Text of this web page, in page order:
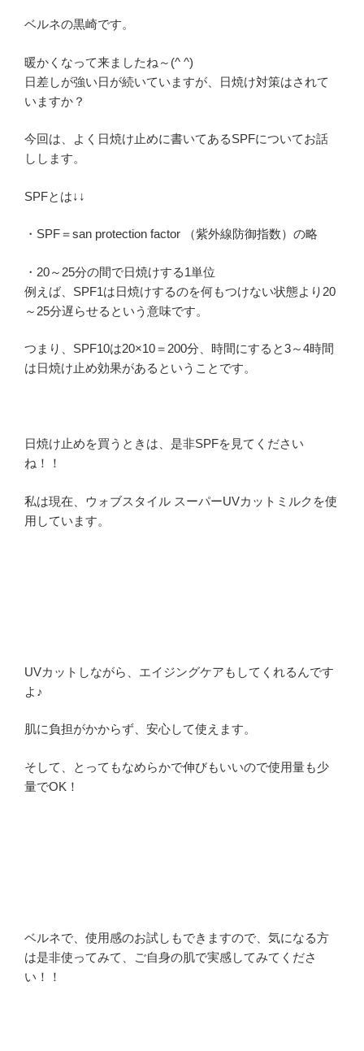
ベルネの黒崎です。
暖かくなって来ましたね～(^ ^)
日差しが強い日が続いていますが、日焼け対策はされて
いますか？
今回は、よく日焼け止めに書いてあるSPFについてお話
しします。
SPFとは↓↓
・SPF＝san protection factor （紫外線防御指数）の略
・20～25分の間で日焼けする1単位
例えば、SPF1は日焼けするのを何もつけない状態より20
～25分遅らせるという意味です。
つまり、SPF10は20×10＝200分、時間にすると3～4時間
は日焼け止め効果があるということです。
日焼け止めを買うときは、是非SPFを見てください
ね！！
私は現在、ウォブスタイル スーパーUVカットミルクを使
用しています。
UVカットしながら、エイジングケアもしてくれるんです
よ♪
肌に負担がかからず、安心して使えます。
そして、とってもなめらかで伸びもいいので使用量も少
量でOK！
ベルネで、使用感のお試しもできますので、気になる方
は是非使ってみて、ご自身の肌で実感してみてくださ
い！！